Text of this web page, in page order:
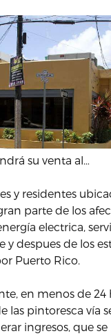
su venta al…
y residentes
parte de los
electrica,
y despues de los
Puerto Rico.
en menos de 24
las pintoresca vía
ingresos, que